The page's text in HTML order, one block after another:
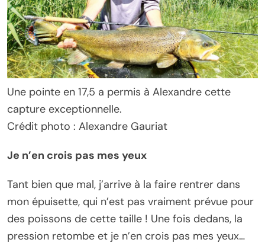
Une pointe en 17,5 a permis à Alexandre cette
capture exceptionnelle.
Crédit photo : Alexandre Gauriat
Je n’en crois pas mes yeux
Tant bien que mal, j’arrive à la faire rentrer dans
mon épuisette, qui n’est pas vraiment prévue pour
des poissons de cette taille ! Une fois dedans, la
pression retombe et je n’en crois pas mes yeux…